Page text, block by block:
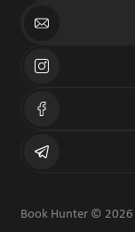
Book Hunter © 2026